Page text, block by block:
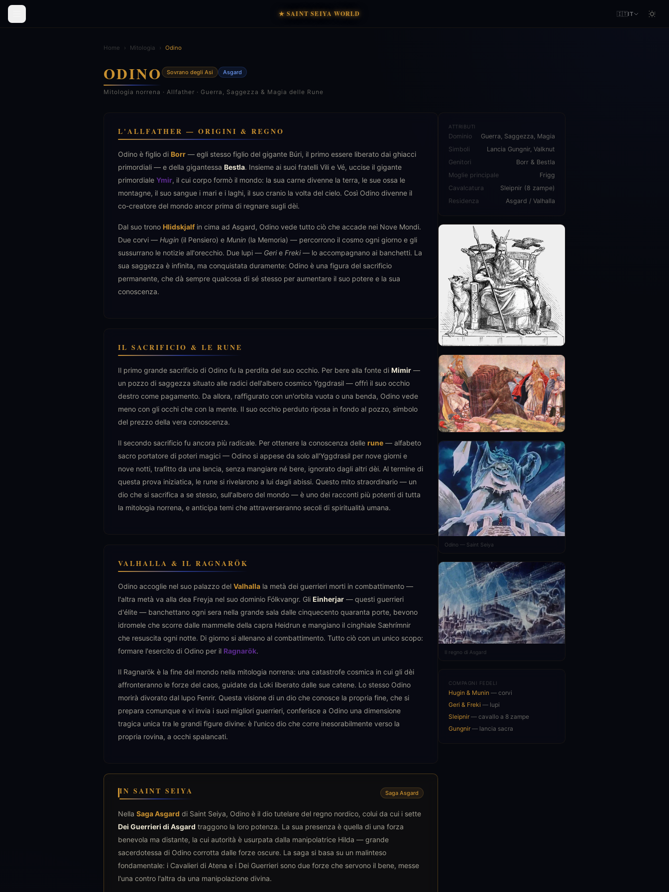
★ SAINT SEIYA WORLD 🇮🇹IT
Home › Mitologia › Odino
ODINO Sovrano degli Asi Asgard
Mitologia norrena · Allfather · Guerra, Saggezza & Magia delle Rune
L'ALLFATHER — ORIGINI & REGNO
Odino è figlio di Borr — egli stesso figlio del gigante Búri, il primo essere liberato dai ghiacci
primordiali — e della gigantessa Bestla. Insieme ai suoi fratelli Vili e Vé, uccise il gigante
primordiale Ymir, il cui corpo formò il mondo: la sua carne divenne la terra, le sue ossa le
montagne, il suo sangue i mari e i laghi, il suo cranio la volta del cielo. Così Odino divenne il
co-creatore del mondo ancor prima di regnare sugli dèi.
Dal suo trono Hlidskjalf in cima ad Asgard, Odino vede tutto ciò che accade nei Nove Mondi.
Due corvi — Hugin (il Pensiero) e Munin (la Memoria) — percorrono il cosmo ogni giorno e gli
sussurrano le notizie all'orecchio. Due lupi — Gerie Freki— lo accompagnano ai banchetti. La
sua saggezza è infinita, ma conquistata duramente: Odino è una figura del sacrificio
permanente, che dà sempre qualcosa di sé stesso per aumentare il suo potere e la sua
conoscenza.
IL SACRIFICIO & LE RUNE
Il primo grande sacrificio di Odino fu la perdita del suo occhio. Per bere alla fonte di Mimir —
un pozzo di saggezza situato alle radici dell'albero cosmico Yggdrasil — offrì il suo occhio
destro come pagamento. Da allora, raffigurato con un'orbita vuota o una benda, Odino vede
meno con gli occhi che con la mente. Il suo occhio perduto riposa in fondo al pozzo, simbolo
del prezzo della vera conoscenza.
Il secondo sacrificio fu ancora più radicale. Per ottenere la conoscenza delle rune — alfabeto
sacro portatore di poteri magici — Odino si appese da solo all'Yggdrasil per nove giorni e
nove notti, trafitto da una lancia, senza mangiare né bere, ignorato dagli altri dèi. Al termine di
questa prova iniziatica, le rune si rivelarono a lui dagli abissi. Questo mito straordinario — un
dio che si sacrifica a se stesso, sull'albero del mondo — è uno dei racconti più potenti di tutta
la mitologia norrena, e anticipa temi che attraverseranno secoli di spiritualità umana.
VALHALLA & IL RAGNARÖK
Odino accoglie nel suo palazzo del Valhalla la metà dei guerrieri morti in combattimento —
l'altra metà va alla dea Freyja nel suo dominio Fólkvangr. Gli Einherjar — questi guerrieri
d'élite — banchettano ogni sera nella grande sala dalle cinquecento quaranta porte, bevono
idromele che scorre dalle mammelle della capra Heidrun e mangiano il cinghiale Sæhrímnir
che resuscita ogni notte. Di giorno si allenano al combattimento. Tutto ciò con un unico scopo:
formare l'esercito di Odino per il Ragnarök.
Il Ragnarök è la fine del mondo nella mitologia norrena: una catastrofe cosmica in cui gli dèi
affronteranno le forze del caos, guidate da Loki liberato dalle sue catene. Lo stesso Odino
morirà divorato dal lupo Fenrir. Questa visione di un dio che conosce la propria fine, che si
prepara comunque e vi invia i suoi migliori guerrieri, conferisce a Odino una dimensione
tragica unica tra le grandi figure divine: è l'unico dio che corre inesorabilmente verso la
propria rovina, a occhi spalancati.
IN SAINT SEIYA Saga Asgard
Nella Saga Asgard di Saint Seiya, Odino è il dio tutelare del regno nordico, colui da cui i sette
Dei Guerrieri di Asgard traggono la loro potenza. La sua presenza è quella di una forza
benevola ma distante, la cui autorità è usurpata dalla manipolatrice Hilda — grande
sacerdotessa di Odino corrotta dalle forze oscure. La saga si basa su un malinteso
fondamentale: i Cavalieri di Atena e i Dei Guerrieri sono due forze che servono il bene, messe
l'una contro l'altra da una manipolazione divina.
ATTRIBUTI
Dominio
Guerra, Saggezza, Magia
Simboli
Lancia Gungnir, Valknut
Genitori
Borr & Bestla
Moglie principale
Frigg
Cavalcatura
Sleipnir (8 zampe)
Residenza
Asgard / Valhalla
Odino — Saint Seiya
Il regno di Asgard
COMPAGNI FEDELI
Hugin & Munin — corvi
Geri & Freki — lupi
Sleipnir — cavallo a 8 zampe
Gungnir — lancia sacra